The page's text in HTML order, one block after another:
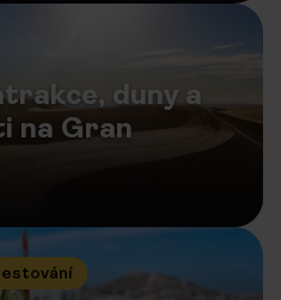
duny a
na Gran